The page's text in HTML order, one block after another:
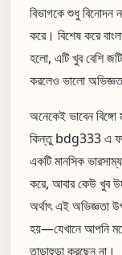
বিভাগকে শুধু বিনোদন
করে। বিশেষ করে
হলো, এটি খুব বেশি
করলেও ভালো
অনেকেই ভাবেন
কিন্তু bdg333 এ
একটি মানসিক
করে, আবার কেউ খুব
অর্থাৎ এই অভিজ্ঞতা
হয়—যেখানে আপনি
তাড়াহুড়া করছেন না।